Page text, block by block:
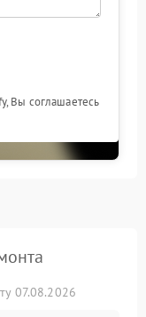
Вы соглашаетесь
07.08.2026